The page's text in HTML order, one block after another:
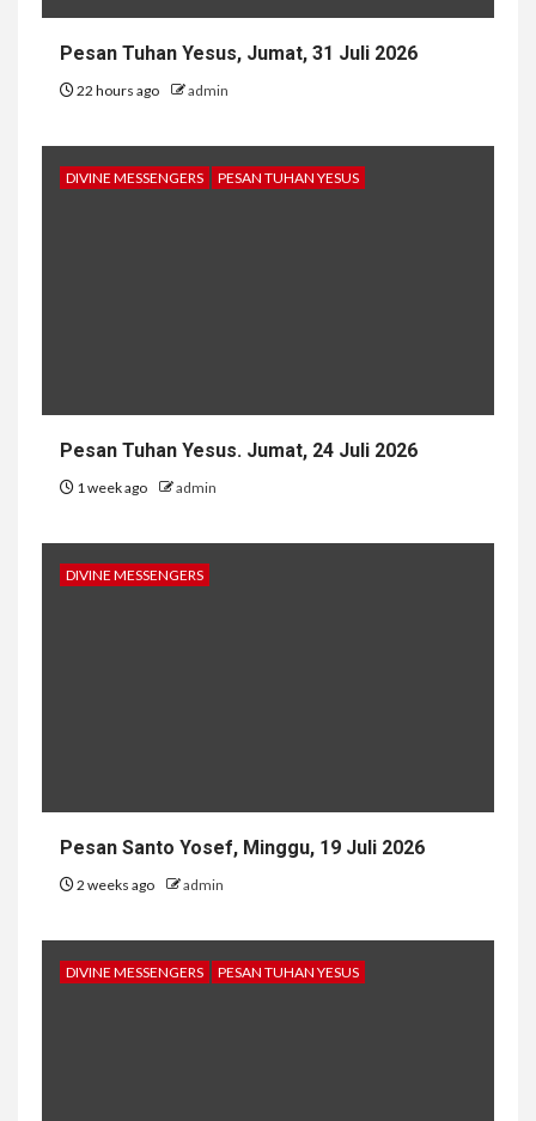
Pesan Tuhan Yesus, Jumat, 31 Juli 2026
22 hours ago admin
DIVINE MESSENGERS PESAN TUHAN YESUS
Pesan Tuhan Yesus. Jumat, 24 Juli 2026
1 week ago admin
DIVINE MESSENGERS
Pesan Santo Yosef, Minggu, 19 Juli 2026
2 weeks ago admin
DIVINE MESSENGERS PESAN TUHAN YESUS